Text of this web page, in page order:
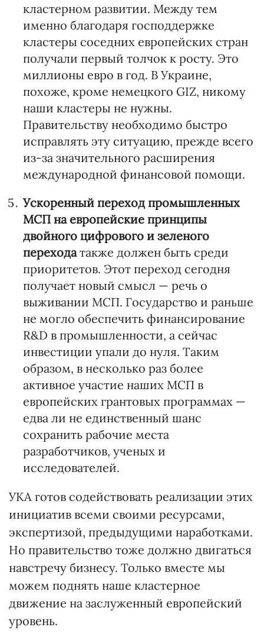
кластерном развитии. Между тем
именно благодаря господдержке
кластеры соседних европейских стран
получали первый толчок к росту. Это
миллионы евро в год. В Украине,
похоже, кроме немецкого GIZ, никому
наши кластеры не нужны.
Правительству необходимо быстро
исправлять эту ситуацию, прежде всего
из-за значительного расширения
международной финансовой помощи.
Ускоренный переход промышленных
МСП на европейские принципы
двойного цифрового и зеленого
переходатакже должен быть среди
приоритетов. Этот переход сегодня
получает новый смысл — речь о
выживании МСП. Государство и раньше
не могло обеспечить финансирование
R&D в промышленности, а сейчас
инвестиции упали до нуля. Таким
образом, в несколько раз более
активное участие наших МСП в
европейских грантовых программах —
едва ли не единственный шанс
сохранить рабочие места
разработчиков, ученых и
исследователей.
УКА готов содействовать реализации этих
инициатив всеми своими ресурсами,
экспертизой, предыдущими наработками.
Но правительство тоже должно двигаться
навстречу бизнесу. Только вместе мы
можем поднять наше кластерное
движение на заслуженный европейский
уровень.